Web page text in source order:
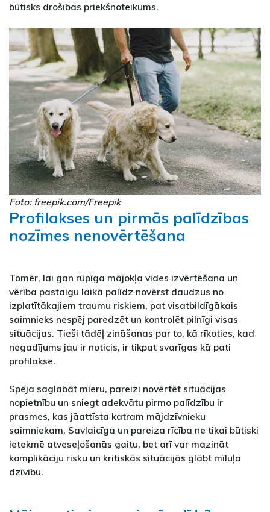
būtisks drošības priekšnoteikums.
Foto: freepik.com/Freepik
Profilakses un pirmās palīdzības
nozīmes nenovērtēšana
Tomēr, lai gan rūpīga mājokļa vides izvērtēšana un
vērība pastaigu laikā palīdz novērst daudzus no
izplatītākajiem traumu riskiem, pat visatbildīgākais
saimnieks nespēj paredzēt un kontrolēt pilnīgi visas
situācijas. Tieši tādēļ zināšanas par to, kā rīkoties, kad
negadījums jau ir noticis, ir tikpat svarīgas kā pati
profilakse.
Spēja saglabāt mieru, pareizi novērtēt situācijas
nopietnību un sniegt adekvātu pirmo palīdzību ir
prasmes, kas jāattīsta katram mājdzīvnieku
saimniekam. Savlaicīga un pareiza rīcība ne tikai būtiski
ietekmē atveseļošanās gaitu, bet arī var mazināt
komplikāciju risku un kritiskās situācijās glābt mīluļa
dzīvību.